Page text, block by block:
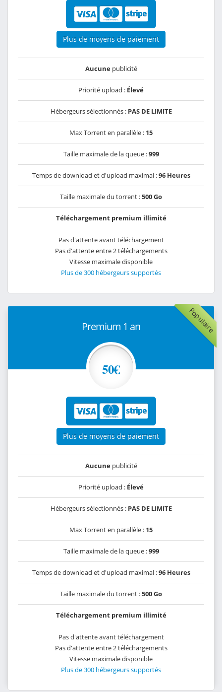
Plus de moyens de paiement
Aucunepublicité
Priorité upload : Élevé
Hébergeurs sélectionnés : PAS DE LIMITE
Max Torrent en parallèle : 15
Taille maximale de la queue :999
Temps de download et d'upload maximal :96 Heures
Taille maximale du torrent :500 Go
Téléchargement premium illimité
Pas d'attente avant téléchargement
Pas d'attente entre 2 téléchargements
Vitesse maximale disponible
Plus de 300 hébergeurs supportés
Populaire
Premium 1 an
50€
Plus de moyens de paiement
Aucunepublicité
Priorité upload : Élevé
Hébergeurs sélectionnés : PAS DE LIMITE
Max Torrent en parallèle : 15
Taille maximale de la queue :999
Temps de download et d'upload maximal :96 Heures
Taille maximale du torrent :500 Go
Téléchargement premium illimité
Pas d'attente avant téléchargement
Pas d'attente entre 2 téléchargements
Vitesse maximale disponible
Plus de 300 hébergeurs supportés